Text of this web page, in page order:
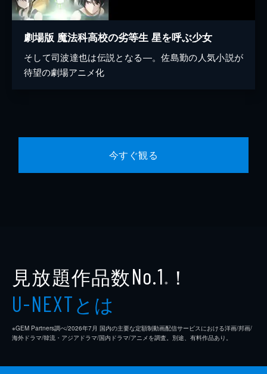
劇場版 魔法科高校の劣等生 星を呼ぶ少女
そして司波達也は伝説となる―。佐島勤の人気小説が
待望の劇場アニメ化
今すぐ観る
見放題作品数No.1 ※ ！
U-NEXTとは
※GEM Partners調べ/2026年7⽉ 国内の主要な定額制動画配信サービスにおける洋画/邦画/
海外ドラマ/韓流・アジアドラマ/国内ドラマ/アニメを調査。別途、有料作品あり。